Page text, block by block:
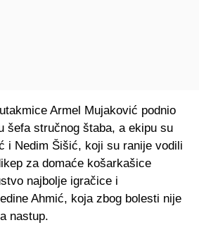
Armel Mujaković podnio
šefa stručnog štaba, a ekipu su
i Nedim Šišić, koji su ranije vodili
za domaće košarkašice
najbolje igračice i
Ahmić, koja zbog bolesti nije
nastup.